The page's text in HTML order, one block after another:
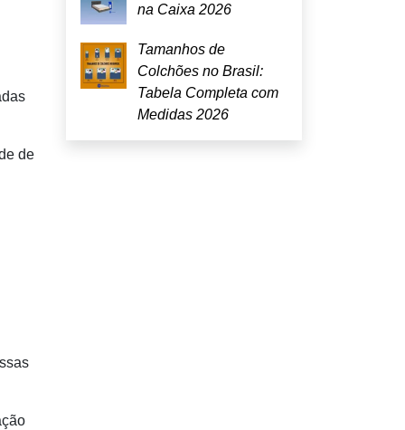
de
na Caixa 2026
Tamanhos de
Colchões no Brasil:
Tabela Completa com
Medidas 2026